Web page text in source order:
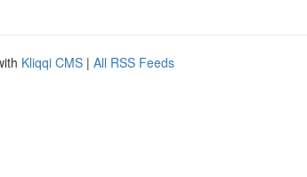
Kliqqi CMS | All RSS Feeds